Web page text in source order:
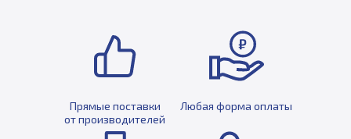
Прямые поставки
от производителей
Любая форма оплаты